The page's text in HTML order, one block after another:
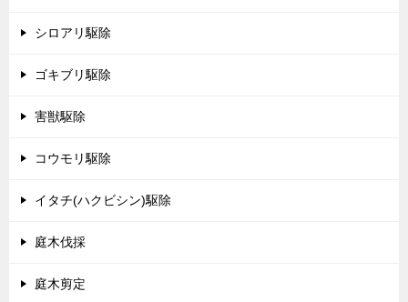
シロアリ駆除
ゴキブリ駆除
害獣駆除
コウモリ駆除
イタチ(ハクビシン)駆除
庭木伐採
庭木剪定